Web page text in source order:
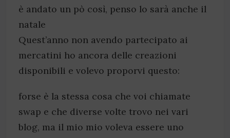
è andato un pò così, penso lo sarà anche il
natale
Quest’anno non avendo partecipato ai
mercatini ho ancora delle creazioni
disponibili e volevo proporvi questo:
forse è la stessa cosa che voi chiamate
swap e che diverse volte trovo nei vari
blog, ma il mio mio voleva essere uno